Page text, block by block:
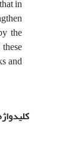
in
the
and